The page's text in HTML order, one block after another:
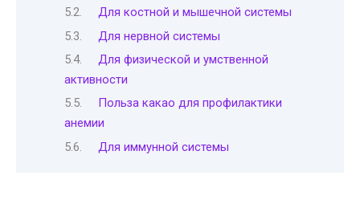
Для костной и мышечной системы
Для нервной системы
Для физической и умственной
активности
Польза какао для профилактики
анемии
Для иммунной системы